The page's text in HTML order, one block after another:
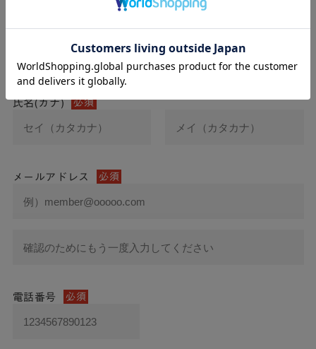
氏名 必須
氏名(カナ) 必須
メールアドレス 必須
電話番号 必須